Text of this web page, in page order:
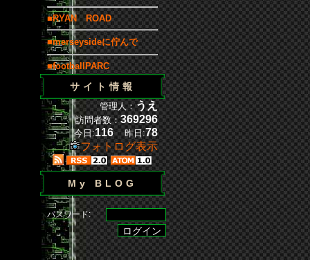
■RYAN ROAD
■merseysideに佇んで
■footballPARC
サイト情報
管理人：うえ
訪問者数：369296
今日:116 昨日:78
フォトログ表示
My BLOG
パスワード: